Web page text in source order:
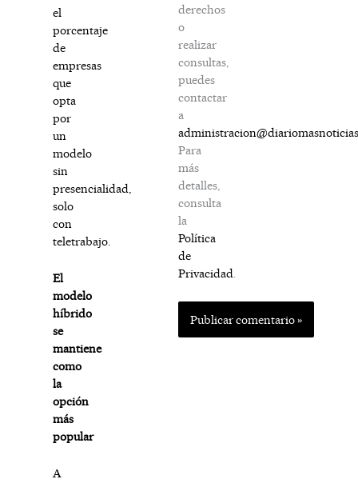
el
porcentaje
de
empresas
que
opta
por
un
modelo
sin
presencialidad,
solo
con
teletrabajo.
El
modelo
híbrido
se
mantiene
como
la
opción
más
popular
A
derechos
o
realizar
consultas,
puedes
contactar
a
Para
más
detalles,
consulta
la
Política
de
Privacidad